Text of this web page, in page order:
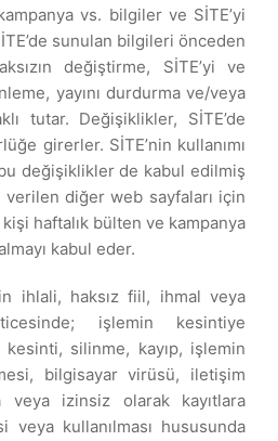
vs. bilgiler ve SİTE’yi
sunulan bilgileri önceden
değiştirme, SİTE’yi ve
yayını durdurma ve/veya
tutar. Değişiklikler, SİTE’de
girerler. SİTE’nin kullanımı
değişiklikler de kabul edilmiş
verilen diğer web sayfaları için
haftalık bülten ve kampanya
kabul eder.
ihlali, haksız fiil, ihmal veya
işlemin kesintiye
kesinti, silinme, kayıp, işlemin
bilgisayar virüsü, iletişim
veya izinsiz olarak kayıtlara
veya kullanılması hususunda